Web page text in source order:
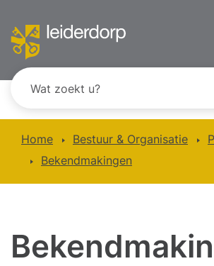
Home Bestuur & Organisatie
Bekendmakingen